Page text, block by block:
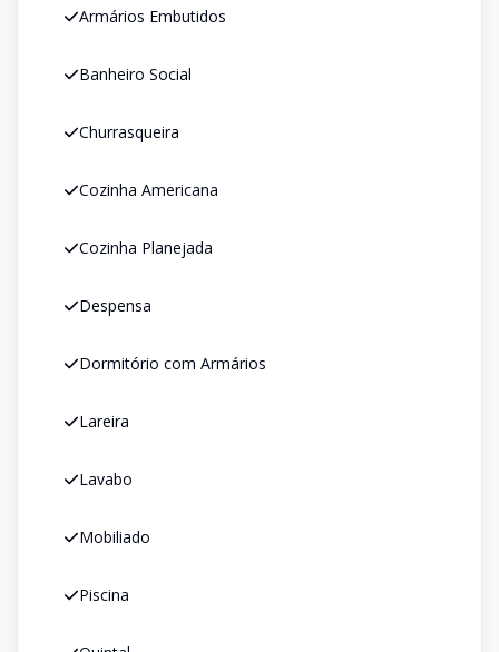
Armários Embutidos
Banheiro Social
Churrasqueira
Cozinha Americana
Cozinha Planejada
Despensa
Dormitório com Armários
Lareira
Lavabo
Mobiliado
Piscina